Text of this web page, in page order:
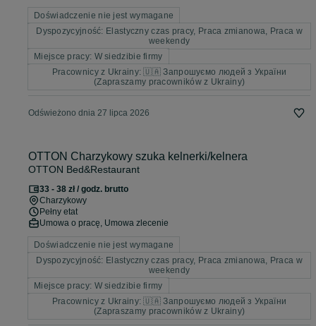
Doświadczenie nie jest wymagane
Dyspozycyjność: Elastyczny czas pracy, Praca zmianowa, Praca w
weekendy
Miejsce pracy: W siedzibie firmy
Pracownicy z Ukrainy: 🇺🇦 Запрошуємо людей з України
(Zapraszamy pracowników z Ukrainy)
Odświeżono dnia 27 lipca 2026
OTTON Charzykowy szuka kelnerki/kelnera
OTTON Bed&Restaurant
33 - 38 zł / godz. brutto
Charzykowy
Pełny etat
Umowa o pracę, Umowa zlecenie
Doświadczenie nie jest wymagane
Dyspozycyjność: Elastyczny czas pracy, Praca zmianowa, Praca w
weekendy
Miejsce pracy: W siedzibie firmy
Pracownicy z Ukrainy: 🇺🇦 Запрошуємо людей з України
(Zapraszamy pracowników z Ukrainy)